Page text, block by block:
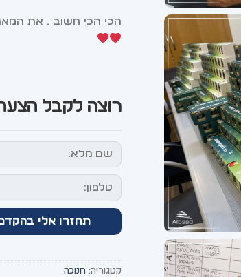
הכי הכי חשוב … את
רוצה לקבל
קטגוריה:חנוכה